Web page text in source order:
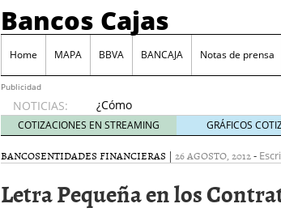
Bancos Cajas
Home MAPA BBVA BANCAJA Notas de prensa
Publicidad
NOTICIAS:
¿Cómo
podemos
reclamar
a los
comisiones
COTIZACIONES EN STREAMING GRÁFICOS
BANCOSENTIDADES FINANCIERAS | 26 AGOSTO, 2012-
Letra Pequeña en los